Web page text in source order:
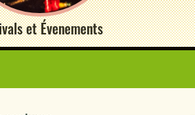
et Évenements